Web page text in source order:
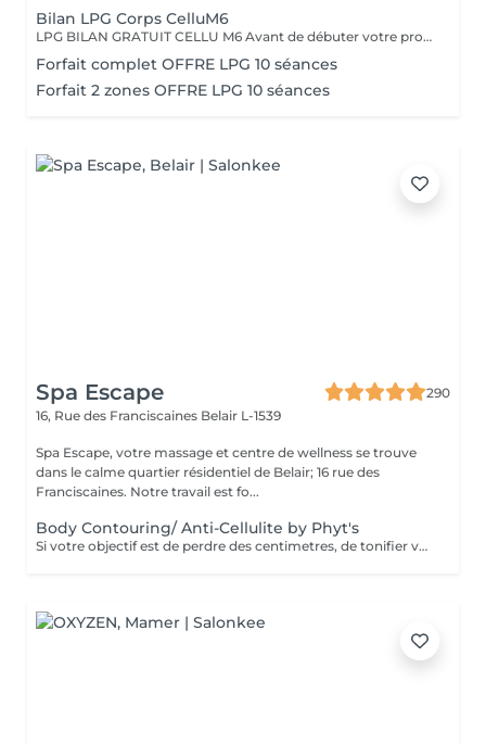
Bilan LPG Corps CelluM6
LPG BILAN GRATUIT CELLU M6 Avant de débuter votre programme LPG, nous vous offrons un bilan personnalisé. Cette séance permet d'analyser votre peau, d'évaluer vos besoins et de définir ensemble le protocole le plus adapté à vos objectifs (fermeté, cellulite, drainage, remodelage). Grâce à la technologie brevetée LPG Endermologie, nous vous conseillons un programme sur-mesure pour optimiser vos résultats dès la première séance. Un accompagnement exclusif : En plus de votre programme LPG, bénéficiez des conseils d'une professionnelle, coach en nutrition et bien-être, pour des résultats optimisés et durables. Un suivi global pour retrouver une silhouette harmonieuse et une meilleure vitalité ! Le Lipomassage est une technique issu de l'endermologie ,c'est la solution aux problèmes de cellulite, de graisses localisées et de relachement cutané. Cellu M6 combine trois efets majeurs: - Le destockage : il active la lipolyse et stimule les adipocytes déclenchant la libération des graisses - Le raffermissement : il stimule les fibroblastes pour générer collagène et élastine - Le rescultage : il décloisonne les amas graisseux et agit sur les septas ( aspect capitons )
Forfait complet OFFRE LPG 10 séances
Forfait 2 zones OFFRE LPG 10 séances
Spa Escape
290
16, Rue des Franciscaines Belair L-1539
Spa Escape, votre massage et centre de wellness se trouve
dans le calme quartier résidentiel de Belair; 16 rue des
Franciscaines. Notre travail est fo...
Body Contouring/ Anti-Cellulite by Phyt's
Si votre objectif est de perdre des centimetres, de tonifier votre corps , de réduire la cellulite, ce soin développé par les laboratoires Phyt's est fait pour vous. Ensemble avec une bonne hygiène de vie adaptée, vous obtiendrez les resultats que vous espériez.